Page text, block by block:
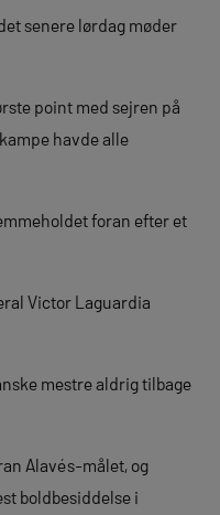
senere lørdag møder
point med sejren på
havde alle
foran efter et
Victor Laguardia
mestre aldrig tilbage
Alavés-målet, og
boldbesiddelse i